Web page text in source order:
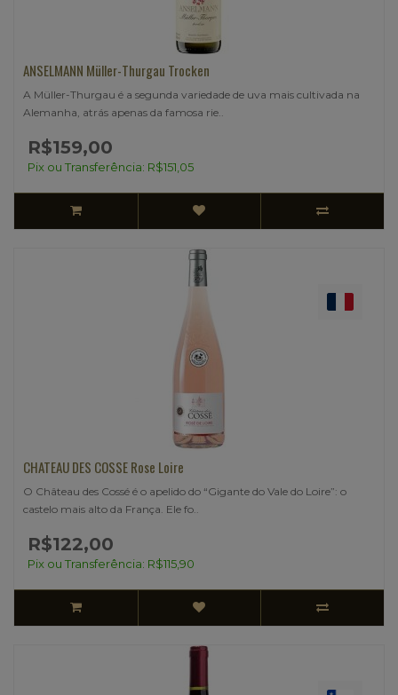
ANSELMANN Müller-Thurgau Trocken
A Müller-Thurgau é a segunda variedade de uva mais cultivada na
Alemanha, atrás apenas da famosa rie..
R$159,00
Pix ou Transferência: R$151,05
CHATEAU DES COSSE Rose Loire
O Château des Cossé é o apelido do “Gigante do Vale do Loire”: o
castelo mais alto da França. Ele fo..
R$122,00
Pix ou Transferência: R$115,90